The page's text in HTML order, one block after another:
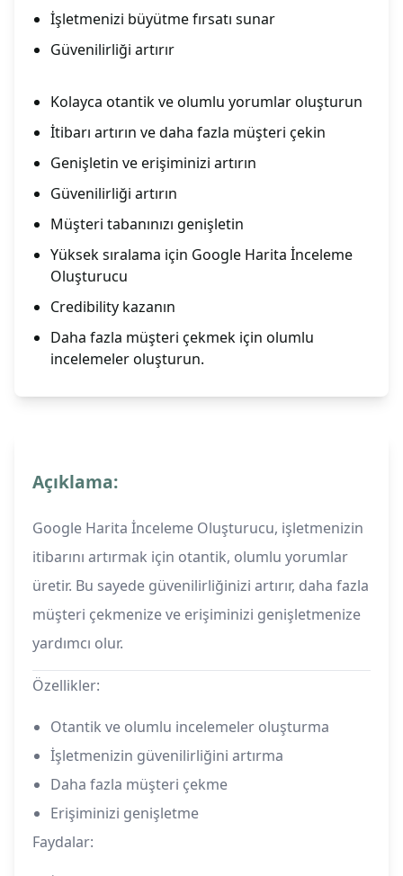
İşletmenizi büyütme fırsatı sunar
Güvenilirliği artırır
Kolayca otantik ve olumlu yorumlar oluşturun
İtibarı artırın ve daha fazla müşteri çekin
Genişletin ve erişiminizi artırın
Güvenilirliği artırın
Müşteri tabanınızı genişletin
Yüksek sıralama için Google Harita İnceleme
Oluşturucu
Credibility kazanın
Daha fazla müşteri çekmek için olumlu
incelemeler oluşturun.
Açıklama:
Google Harita İnceleme Oluşturucu, işletmenizin
itibarını artırmak için otantik, olumlu yorumlar
üretir. Bu sayede güvenilirliğinizi artırır, daha fazla
müşteri çekmenize ve erişiminizi genişletmenize
yardımcı olur.
Özellikler:
Otantik ve olumlu incelemeler oluşturma
İşletmenizin güvenilirliğini artırma
Daha fazla müşteri çekme
Erişiminizi genişletme
Faydalar: